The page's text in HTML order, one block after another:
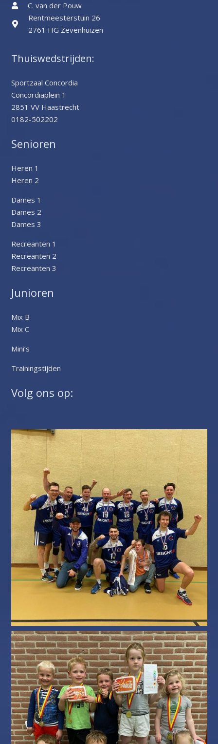
C. van der Pouw
Rentmeesterstuin 26
2761 HG Zevenhuizen
Thuiswedstrijden:
Sportzaal Concordia
Concordiaplein 1
2851 VV Haastrecht
0182-502202
Senioren
Heren 1
Heren 2
Dames 1
Dames 2
Dames 3
Recreanten 1
Recreanten 2
Recreanten 3
Junioren
Mix B
Mix C
Mini’s
Trainingstijden
Volg ons op: